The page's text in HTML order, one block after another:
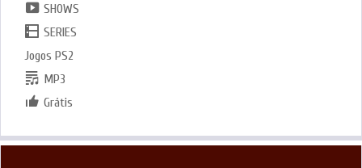
SHOWS
SERIES
Jogos PS2
MP3
Grátis